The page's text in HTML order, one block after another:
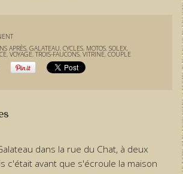
APRÈS,GALATEAU,CYCLES, MOTOS,SOLEX,
,VOYAGE,TROIS-FAUCONS,VITRINE,COUPLE
dans la rue du Chat, à deux
c'était avant que s'écroule la maison